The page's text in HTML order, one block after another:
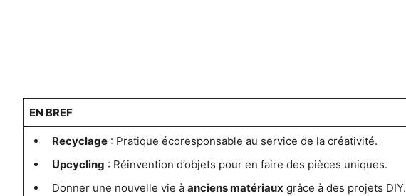
EN BREF
Recyclage: Pratique écoresponsable au service de la créativité.
Upcycling : Réinvention d’objets pour en faire des pièces uniques.
Donner une nouvelle vie à anciens matériaux grâce à des projets DIY.